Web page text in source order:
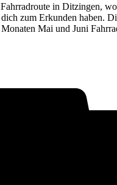
in Ditzingen,
zum Erkunden haben.
Mai und Juni